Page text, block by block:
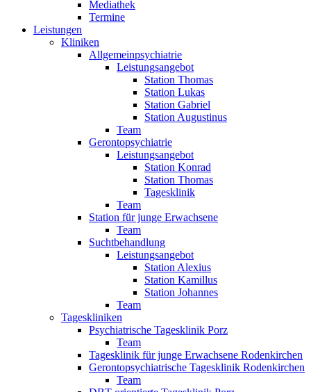
Mediathek
Termine
Leistungen
Kliniken
Allgemeinpsychiatrie
Leistungsangebot
Station Thomas
Station Lukas
Station Gabriel
Station Augustinus
Team
Gerontopsychiatrie
Leistungsangebot
Station Konrad
Station Thomas
Tagesklinik
Team
Station für junge Erwachsene
Team
Suchtbehandlung
Leistungsangebot
Station Alexius
Station Kamillus
Station Johannes
Team
Tageskliniken
Psychiatrische Tagesklinik Porz
Team
Tagesklinik für junge Erwachsene Rodenkirchen
Gerontopsychiatrische Tagesklinik Rodenkirchen
Team